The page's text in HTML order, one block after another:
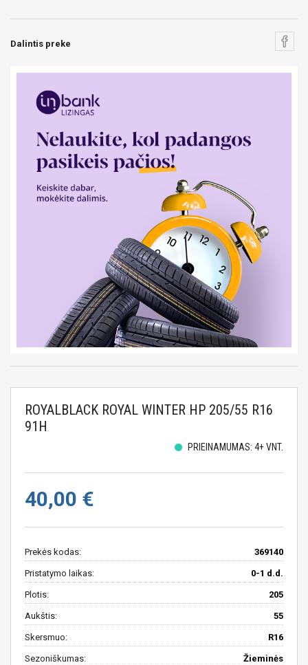
Dalintis preke
ROYALBLACK ROYAL WINTER HP 205/55 R16
91H
PRIEINAMUMAS: 4+ VNT.
40,00 €
Prekės kodas: 369140
Pristatymo laikas: 0-1 d.d.
Plotis: 205
Aukštis: 55
Skersmuo: R16
Sezoniškumas: Žieminės